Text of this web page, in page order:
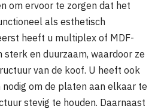
om ervoor te zorgen dat het
als esthetisch
heeft u multiplex of MDF-
sterk en duurzaam, waardoor ze
van de koof. U heeft ook
om de platen aan elkaar te
stevig te houden. Daarnaast